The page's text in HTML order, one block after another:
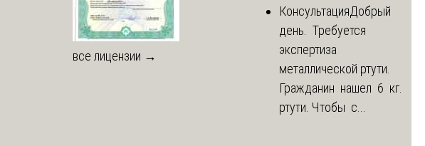
все лицензии →
КонсультацияДобрый
день. Требуется
экспертиза
металлической ртути.
Гражданин нашел 6 кг.
ртути. Чтобы с...